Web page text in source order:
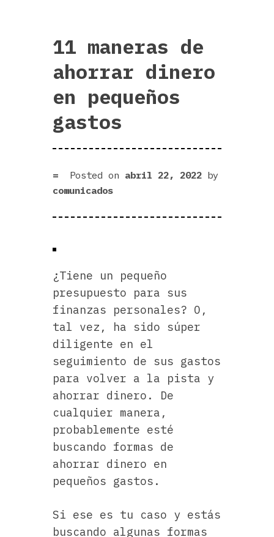
11 maneras de
ahorrar dinero
en pequeños
gastos
Posted on abril 22, 2022 by
comunicados
¿Tiene un pequeño
presupuesto para sus
finanzas personales? O,
tal vez, ha sido súper
diligente en el
seguimiento de sus gastos
para volver a la pista y
ahorrar dinero. De
cualquier manera,
probablemente esté
buscando formas de
ahorrar dinero en
pequeños gastos.
Si ese es tu caso y estás
buscando algunas formas